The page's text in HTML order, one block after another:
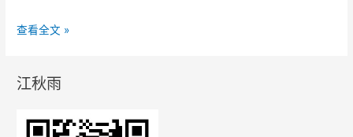
Win10
下
查看全文 »
江秋雨